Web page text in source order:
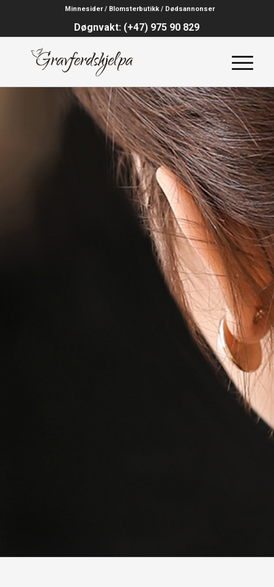
Minnesider / Blomsterbutikk / Dødsannonser
Døgnvakt: (+47) 975 90 829